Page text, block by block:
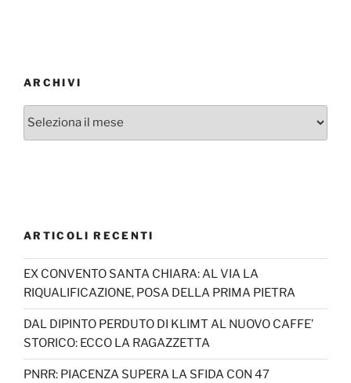
ARCHIVI
Archivi
ARTICOLI RECENTI
EX CONVENTO SANTA CHIARA: AL VIA LA
RIQUALIFICAZIONE, POSA DELLA PRIMA PIETRA
DAL DIPINTO PERDUTO DI KLIMT AL NUOVO CAFFE’
STORICO: ECCO LA RAGAZZETTA
PNRR: PIACENZA SUPERA LA SFIDA CON 47